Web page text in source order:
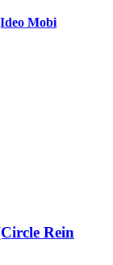
Mobi
Rein